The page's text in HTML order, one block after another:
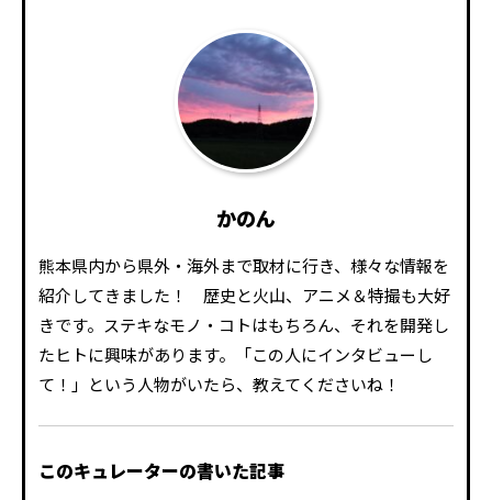
かのん
熊本県内から県外・海外まで取材に行き、様々な情報を
紹介してきました！ 歴史と火山、アニメ＆特撮も大好
きです。ステキなモノ・コトはもちろん、それを開発し
たヒトに興味があります。「この人にインタビューし
て！」という人物がいたら、教えてくださいね！
このキュレーターの書いた記事